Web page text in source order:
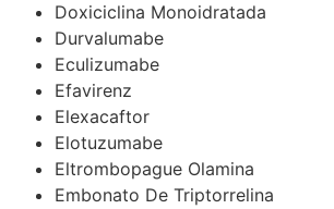
Doxiciclina Monoidratada
Durvalumabe
Eculizumabe
Efavirenz
Elexacaftor
Elotuzumabe
Eltrombopague Olamina
Embonato De Triptorrelina